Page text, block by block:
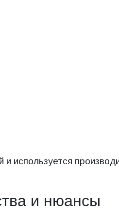
используется
и нюансы